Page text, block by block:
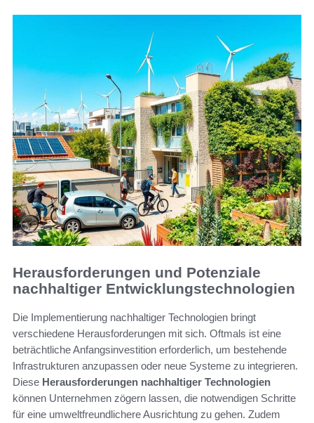
Herausforderungen und Potenziale
nachhaltiger Entwicklungstechnologien
Die Implementierung nachhaltiger Technologien bringt
verschiedene Herausforderungen mit sich. Oftmals ist eine
beträchtliche Anfangsinvestition erforderlich, um bestehende
Infrastrukturen anzupassen oder neue Systeme zu integrieren.
Diese Herausforderungen nachhaltiger Technologien
können Unternehmen zögern lassen, die notwendigen Schritte
für eine umweltfreundlichere Ausrichtung zu gehen. Zudem